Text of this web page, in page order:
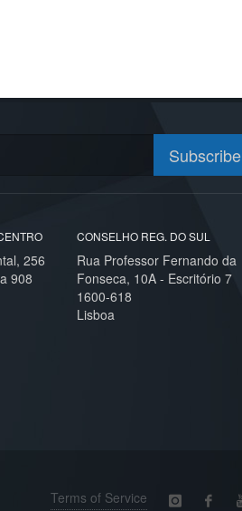
Subscribe
256
908
CONSELHO REG. DO SUL
Rua Professor Fernando da
Fonseca, 10A - Escritório 7
1600-618
Lisboa
Terms of Service